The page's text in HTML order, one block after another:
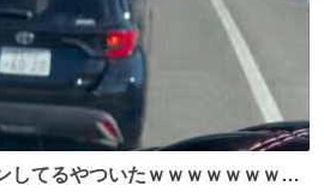
してるやついたｗｗｗｗｗｗｗｗ